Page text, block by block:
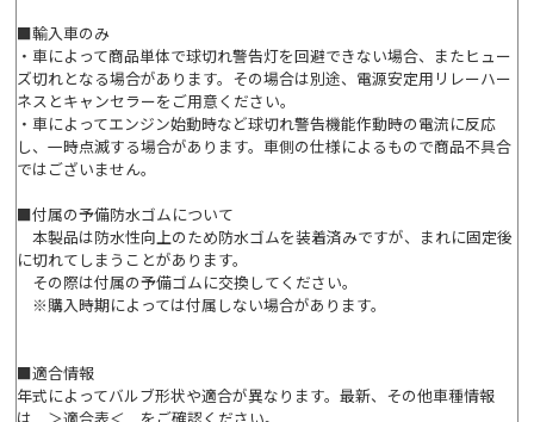
■輸入車のみ
・車によって商品単体で球切れ警告灯を回避できない場合、またヒュー
ズ切れとなる場合があります。その場合は別途、電源安定用リレーハー
ネスとキャンセラーをご用意ください。
・車によってエンジン始動時など球切れ警告機能作動時の電流に反応
し、一時点滅する場合があります。車側の仕様によるもので商品不具合
ではございません。
■付属の予備防水ゴムについて
本製品は防水性向上のため防水ゴムを装着済みですが、まれに固定後
に切れてしまうことがあります。
その際は付属の予備ゴムに交換してください。
※購入時期によっては付属しない場合があります。
■適合情報
年式によってバルブ形状や適合が異なります。最新、その他車種情報